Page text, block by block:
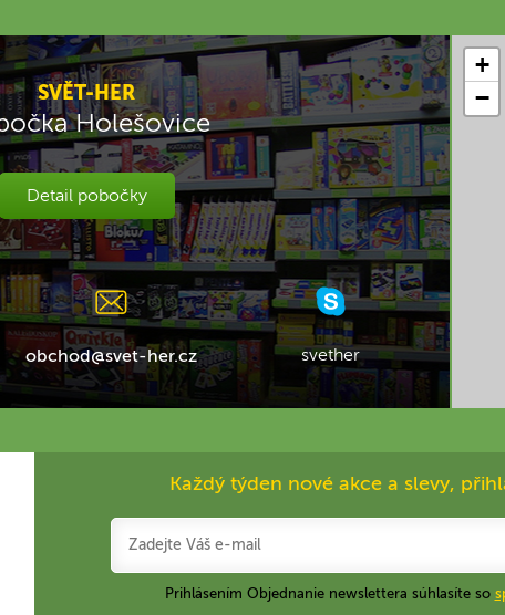
SVĚT-HER
Holešovice
Detail pobočky
obchod@svet-her.cz svether
+
−
Každý týden nové akce a slevy,
Prihlásením Objednanie newslettera súhlasíte so